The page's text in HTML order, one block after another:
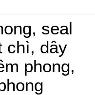
seal
chì, dây
phong,